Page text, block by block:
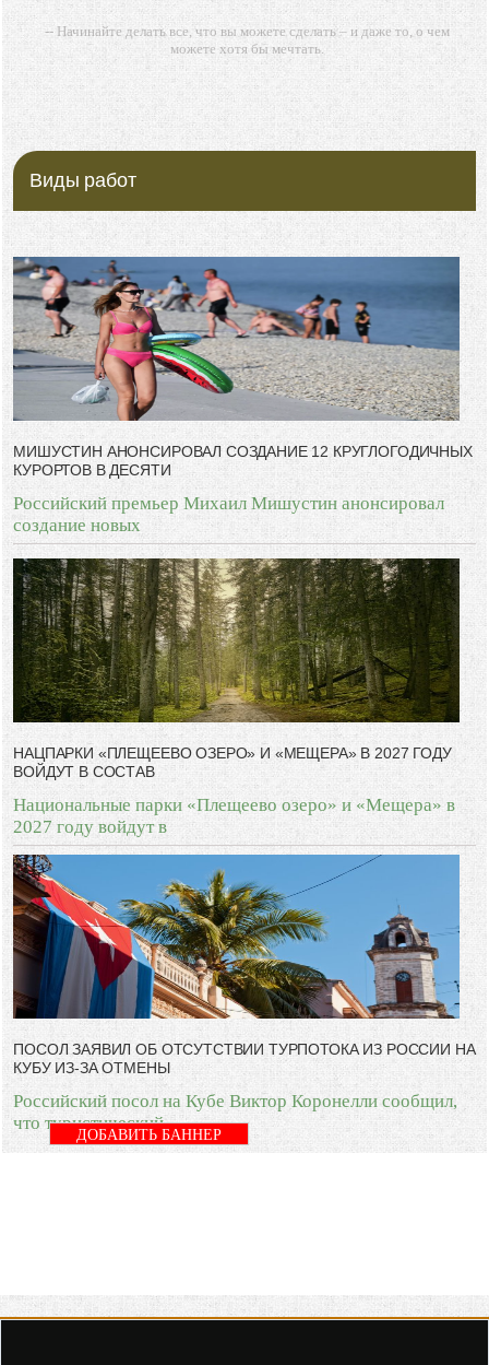
-- Начинайте делать все, что вы можете сделать – и даже то, о чем
можете хотя бы мечтать.
-- Все дело в мыслях. Мысль — начало всего. И мыслями можно
управлять. И поэтому главное дело совершенствования: работать над
мыслями.
-- Идите уверенно по направлению к мечте. Живите той жизнью,
глупость. Из всех страхов самый пугающий — самолюбование.
-- Лучшее, что можно сделать с хорошим советом, это пропустить его
мимо ушей. Он никогда не бывает полезен никому, кроме того, кто его
-- Люблю давать советы и очень не люблю, когда их дают мне.
Виды работ
МИШУСТИН АНОНСИРОВАЛ СОЗДАНИЕ 12 КРУГЛОГОДИЧНЫХ
КУРОРТОВ В ДЕСЯТИ
Российский премьер Михаил Мишустин анонсировал
создание новых
НАЦПАРКИ «ПЛЕЩЕЕВО ОЗЕРО» И «МЕЩЕРА» В 2027 ГОДУ
ВОЙДУТ В СОСТАВ
Национальные парки «Плещеево озеро» и «Мещера» в
2027 году войдут в
ПОСОЛ ЗАЯВИЛ ОБ ОТСУТСТВИИ ТУРПОТОКА ИЗ РОССИИ НА
КУБУ ИЗ-ЗА ОТМЕНЫ
Российский посол на Кубе Виктор Коронелли сообщил,
что туристический
ДОБАВИТЬ БАННЕР